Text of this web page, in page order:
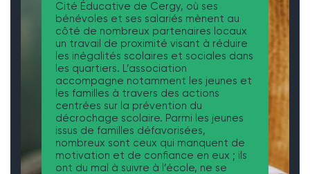
Cité Éducative de Cergy, où ses
bénévoles et ses salariés mènent au
côté de nombreux partenaires locaux
un travail de proximité visant à réduire
les inégalités scolaires et sociales dans
les quartiers. L’association
accompagne notamment les jeunes et
les familles à travers des actions
centrées sur la prévention du
décrochage scolaire. Parmi les jeunes
issus de familles défavorisées,
nombreux sont ceux qui manquent de
motivation et de confiance en eux ; ils
ont du mal à suivre à l’école, ne se